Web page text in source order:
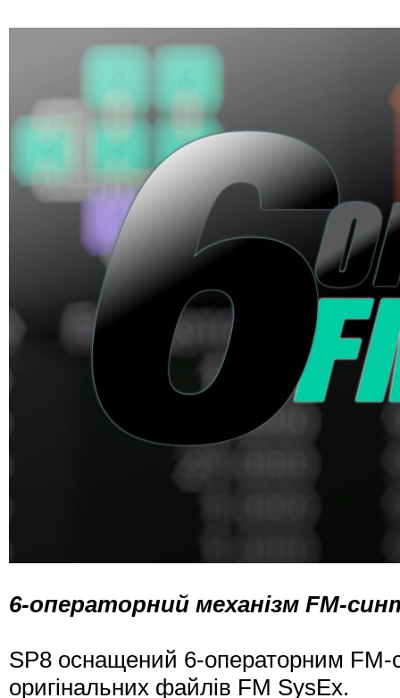
6-операторний механізм FM-
SP8 оснащений 6-операторним FM-
оригінальних файлів FM SysEx.